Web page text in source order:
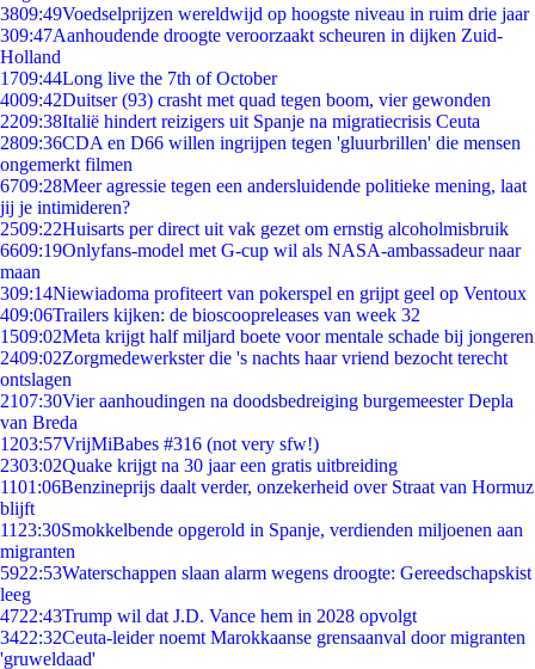
3809:49Voedselprijzen wereldwijd op hoogste niveau in ruim drie jaar
309:47Aanhoudende droogte veroorzaakt scheuren in dijken Zuid-
Holland
1709:44Long live the 7th of October
4009:42Duitser (93) crasht met quad tegen boom, vier gewonden
2209:38Italië hindert reizigers uit Spanje na migratiecrisis Ceuta
2809:36CDA en D66 willen ingrijpen tegen 'gluurbrillen' die mensen
ongemerkt filmen
6709:28Meer agressie tegen een andersluidende politieke mening, laat
jij je intimideren?
2509:22Huisarts per direct uit vak gezet om ernstig alcoholmisbruik
6609:19Onlyfans-model met G-cup wil als NASA-ambassadeur naar
maan
309:14Niewiadoma profiteert van pokerspel en grijpt geel op Ventoux
409:06Trailers kijken: de bioscoopreleases van week 32
1509:02Meta krijgt half miljard boete voor mentale schade bij jongeren
2409:02Zorgmedewerkster die 's nachts haar vriend bezocht terecht
ontslagen
2107:30Vier aanhoudingen na doodsbedreiging burgemeester Depla
van Breda
1203:57VrijMiBabes #316 (not very sfw!)
2303:02Quake krijgt na 30 jaar een gratis uitbreiding
1101:06Benzineprijs daalt verder, onzekerheid over Straat van Hormuz
blijft
11 23:30Smokkelbende opgerold in Spanje, verdienden miljoenen aan
migranten
5922:53Waterschappen slaan alarm wegens droogte: Gereedschapskist
leeg
4722:43Trump wil dat J.D. Vance hem in 2028 opvolgt
3422:32Ceuta-leider noemt Marokkaanse grensaanval door migranten
'gruweldaad'